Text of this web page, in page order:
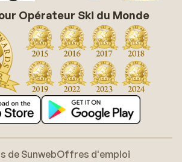
Opérateur Ski du Monde
de SunwebOffres d'emploi